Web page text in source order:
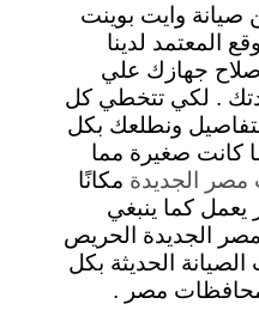
صيانة وايت بوينت
المعتمد لدينا
جهازك علي
. لكي تتخطي كل
ونطلعك بكل
كانت صغيرة مما
مصر الجديدة مكانًا
يعمل كما ينبغي
الجديدة الحريص
الحديثة بكل
محافظات مصر .